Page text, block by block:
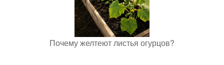
Почему желтеют листья огурцов?